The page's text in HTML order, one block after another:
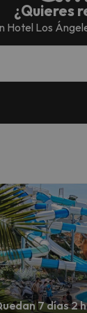
¿Quieres
Hotel Los
7 días 2